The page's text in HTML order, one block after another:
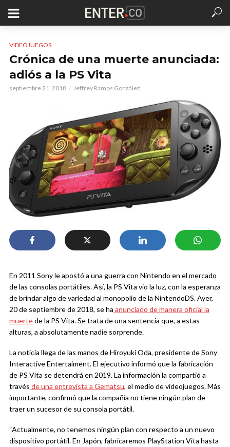
VIDEOJUEGOS
Crónica de una muerte anunciada:
adiós a la PS Vita
septiembre 21, 2018 Jeffrey Ramos González
En 2011 Sony le apostó a una guerra con Nintendo en el mercado
de las consolas portátiles. Así, la PS Vita vio la luz, con la esperanza
de brindar algo de variedad al monopolio de la NintendoDS. Ayer,
20 de septiembre de 2018, se ha anunciado de manera oficial la
muertede la PS Vita. Se trata de una sentencia que, a estas
alturas, a absolutamente nadie sorprende.
La noticia llega de las manos de Hiroyuki Oda, presidente de Sony
Interactive Entertaiment. El ejecutivo informó que la fabricación
de PS Vita se detendrá en 2019. La información la compartió a
través de una entrevista a Gematsu, el medio de videojuegos. Más
importante, confirmó que la compañía no tiene ningún plan de
traer un sucesor de su consola portátil.
“Actualmente, no tenemos ningún plan con respecto a un nuevo
dispositivo portátil. En Japón, fabricaremos PlayStation Vita hasta